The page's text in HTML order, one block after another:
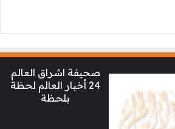
صحيفة اشراق العالم
24 أخبار العالم لحظة
بلحظة